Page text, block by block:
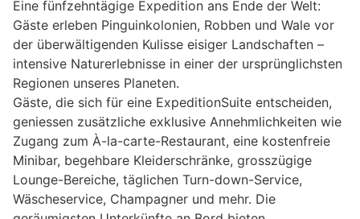
Eine fünfzehntägige Expedition ans Ende der Welt:
Gäste erleben Pinguinkolonien, Robben und Wale vor
der überwältigenden Kulisse eisiger Landschaften –
intensive Naturerlebnisse in einer der ursprünglichsten
Regionen unseres Planeten.
Gäste, die sich für eine ExpeditionSuite entscheiden,
geniessen zusätzliche exklusive Annehmlichkeiten wie
Zugang zum À-la-carte-Restaurant, eine kostenfreie
Minibar, begehbare Kleiderschränke, grosszügige
Lounge-Bereiche, täglichen Turn-down-Service,
Wäscheservice, Champagner und mehr. Die